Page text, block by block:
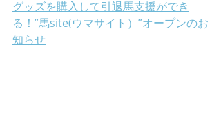
グッズを購入して引退馬支援ができ
る！”馬site(ウマサイト）”オープンのお
知らせ